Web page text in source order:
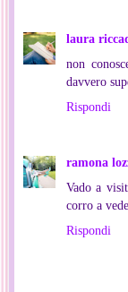
laura
non
davvero
Rispondi
ramona
Vado a
corro a
Rispondi